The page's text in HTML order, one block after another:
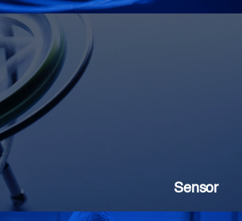
Sensor
Sensor
Gyroscopes, Current, Strain
SOAs: High extinction ratio
Gas & Chemical sensing